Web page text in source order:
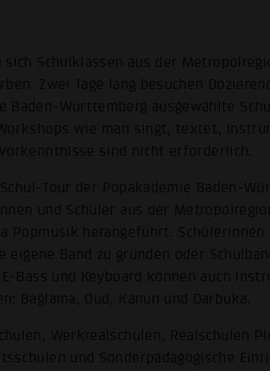
Schulklassen aus der
Zwei Tage lang besuchen
Baden-Württemberg ausgewählte
wie man singt, textet,
sind nicht erforderlich.
Tour der Popakademie Baden-
und Schüler aus der
Popmusik herangeführt. Schülerinnen
Band zu gründen oder
Bass und Keyboard können auch
Bağlama, Oud, Kanun und Darbuka.
Werkrealschulen, Realschulen
und Sonderpädagogische